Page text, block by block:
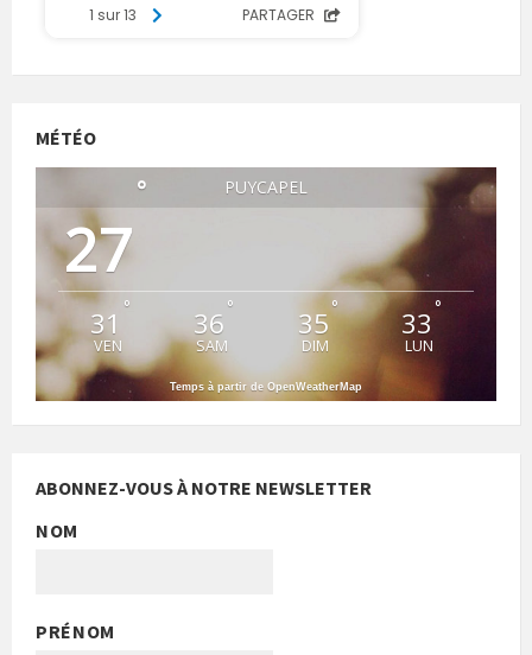
MÉTÉO
PUYCAPEL
27
°
31 °
VEN
36 °
SAM
35°
DIM
33 °
LUN
Temps à partir de OpenWeatherMap
ABONNEZ-VOUS À NOTRE NEWSLETTER
NOM
PRÉNOM